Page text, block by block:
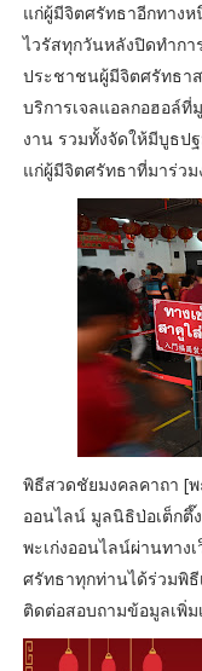
แก่ผู้มีจิตศรัทธาอีกทาง
ไวรัสทุกวันหลังปิดทำก
ประชาชนผู้มีจิตศรัทธา
บริการเจลแอลกอฮอล์
งาน รวมทั้งจัดให้มีบูธป
แก่ผู้มีจิตศรัทธาที่มาร่ว
พิธีสวดชัยมงคลคาถา [
ออนไลน์ มูลนิธิป่อเต็กตึ๊
พะเก่งออนไลน์ผ่านทาง
ศรัทธาทุกท่านได้ร่วมพิ
ติดต่อสอบถามข้อมูลเพิ่ม